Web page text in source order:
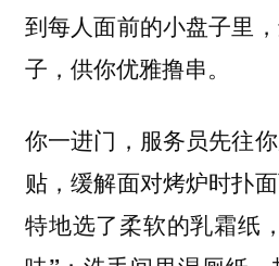
到每人面前的小盘子里，
子，供你优雅撸串。
你一进门，服务员先往
贴，缓解面对烤炉时扑
特地选了柔软的乳霜纸